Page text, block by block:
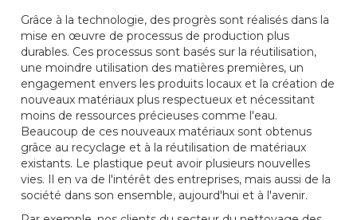
Grâce à la technologie, des progrès sont réalisés dans la
mise en œuvre de processus de production plus
durables. Ces processus sont basés sur la réutilisation,
une moindre utilisation des matières premières, un
engagement envers les produits locaux et la création de
nouveaux matériaux plus respectueux et nécessitant
moins de ressources précieuses comme l'eau.
Beaucoup de ces nouveaux matériaux sont obtenus
grâce au recyclage et à la réutilisation de matériaux
existants. Le plastique peut avoir plusieurs nouvelles
vies. Il en va de l'intérêt des entreprises, mais aussi de la
société dans son ensemble, aujourd'hui et à l'avenir.